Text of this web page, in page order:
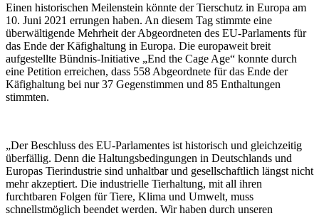
Einen historischen Meilenstein könnte der Tierschutz in Europa am
10. Juni 2021 errungen haben. An diesem Tag stimmte eine
überwältigende Mehrheit der Abgeordneten des EU-Parlaments für
das Ende der Käfighaltung in Europa. Die europaweit breit
aufgestellte Bündnis-Initiative „End the Cage Age“ konnte durch
eine Petition erreichen, dass 558 Abgeordnete für das Ende der
Käfighaltung bei nur 37 Gegenstimmen und 85 Enthaltungen
stimmten.
„Der Beschluss des EU-Parlamentes ist historisch und gleichzeitig
überfällig. Denn die Haltungsbedingungen in Deutschlands und
Europas Tierindustrie sind unhaltbar und gesellschaftlich längst nicht
mehr akzeptiert. Die industrielle Tierhaltung, mit all ihren
furchtbaren Folgen für Tiere, Klima und Umwelt, muss
schnellstmöglich beendet werden. Wir haben durch unseren